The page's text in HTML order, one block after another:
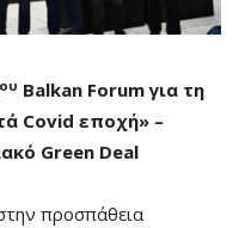
ου Balkan Forum για τη
Covid εποχή» –
Green Deal
προσπάθεια